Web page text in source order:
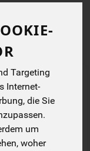
Targeting
Internet-
die Sie
um
woher